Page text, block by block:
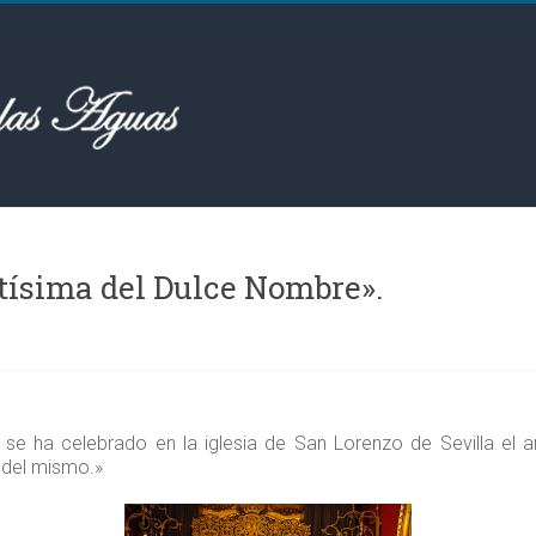
del Dulce Nombre».
ha celebrado en la iglesia de San Lorenzo de Sevilla el
mismo.»